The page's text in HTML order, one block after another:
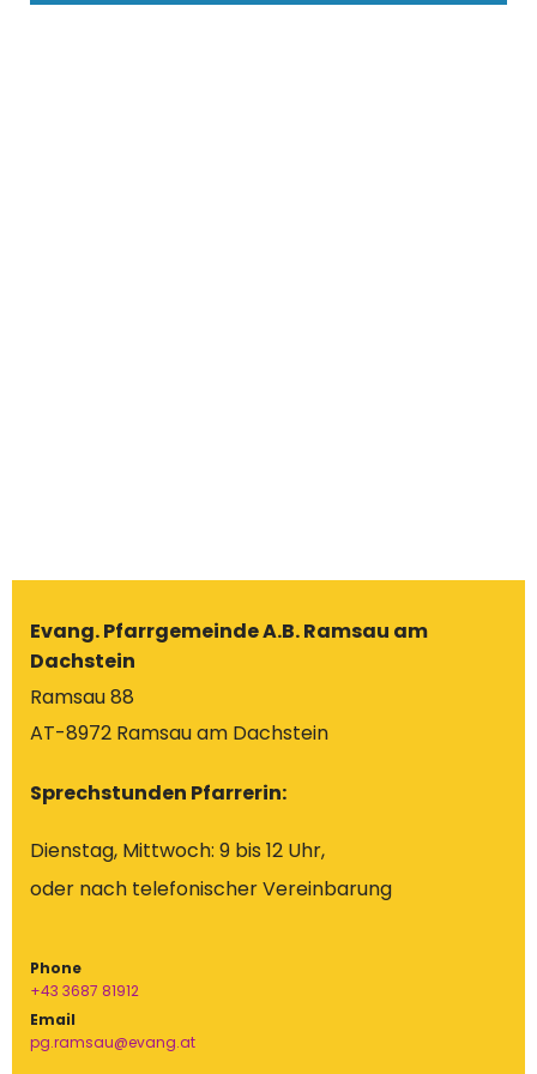
Evang. Pfarrgemeinde A.B. Ramsau am
Dachstein
Ramsau 88
AT-8972 Ramsau am Dachstein
Sprechstunden Pfarrerin:
Dienstag, Mittwoch: 9 bis 12 Uhr,
oder nach telefonischer Vereinbarung
Phone
+43 3687 81912
Email
pg.ramsau@evang.at